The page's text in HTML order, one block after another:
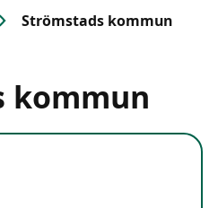
Strömstads kommun
kommun